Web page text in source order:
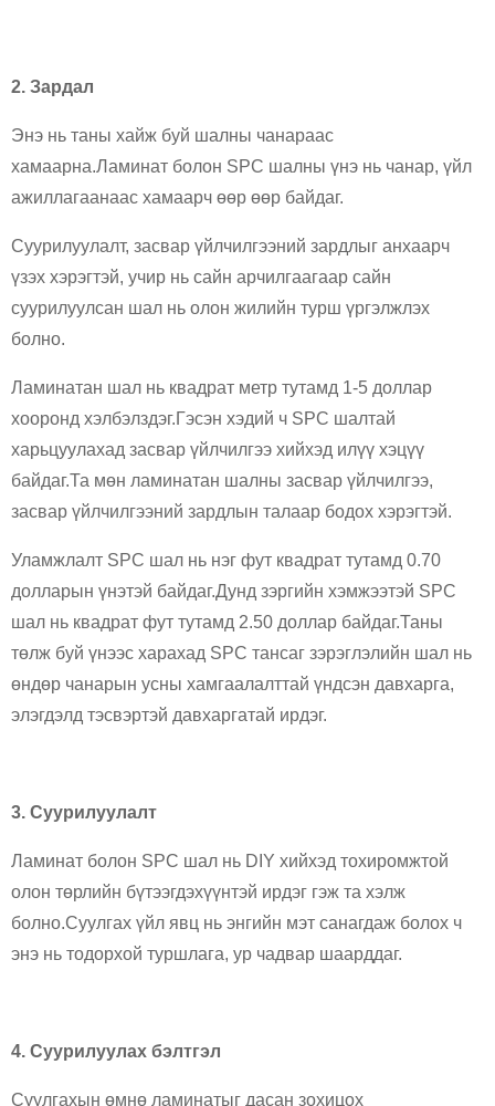
2. Зардал
Энэ нь таны хайж буй шалны чанараас
хамаарна.Ламинат болон SPC шалны үнэ нь чанар, үйл
ажиллагаанаас хамаарч өөр өөр байдаг.
Суурилуулалт, засвар үйлчилгээний зардлыг анхаарч
үзэх хэрэгтэй, учир нь сайн арчилгаагаар сайн
суурилуулсан шал нь олон жилийн турш үргэлжлэх
болно.
Ламинатан шал нь квадрат метр тутамд 1-5 доллар
хооронд хэлбэлздэг.Гэсэн хэдий ч SPC шалтай
харьцуулахад засвар үйлчилгээ хийхэд илүү хэцүү
байдаг.Та мөн ламинатан шалны засвар үйлчилгээ,
засвар үйлчилгээний зардлын талаар бодох хэрэгтэй.
Уламжлалт SPC шал нь нэг фут квадрат тутамд 0.70
долларын үнэтэй байдаг.Дунд зэргийн хэмжээтэй SPC
шал нь квадрат фут тутамд 2.50 доллар байдаг.Таны
төлж буй үнээс харахад SPC тансаг зэрэглэлийн шал нь
өндөр чанарын усны хамгаалалттай үндсэн давхарга,
элэгдэлд тэсвэртэй давхаргатай ирдэг.
3. Суурилуулалт
Ламинат болон SPC шал нь DIY хийхэд тохиромжтой
олон төрлийн бүтээгдэхүүнтэй ирдэг гэж та хэлж
болно.Суулгах үйл явц нь энгийн мэт санагдаж болох ч
энэ нь тодорхой туршлага, ур чадвар шаарддаг.
4. Суурилуулах бэлтгэл
Суулгахын өмнө ламинатыг дасан зохицох